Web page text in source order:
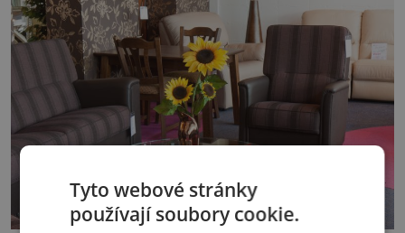
Tyto webové stránky
používají soubory cookie.